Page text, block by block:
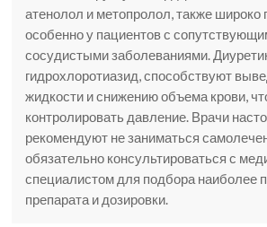
атенолол и метопролол, также широко
особенно у пациентов с
сосудистыми заболеваниями.
гидрохлоротиазид, способствуют
жидкости и снижению объема крови,
контролировать давление. Врачи
рекомендуют не заниматься
обязательно консультироваться с
специалистом для подбора наиболее
препарата и дозировки.